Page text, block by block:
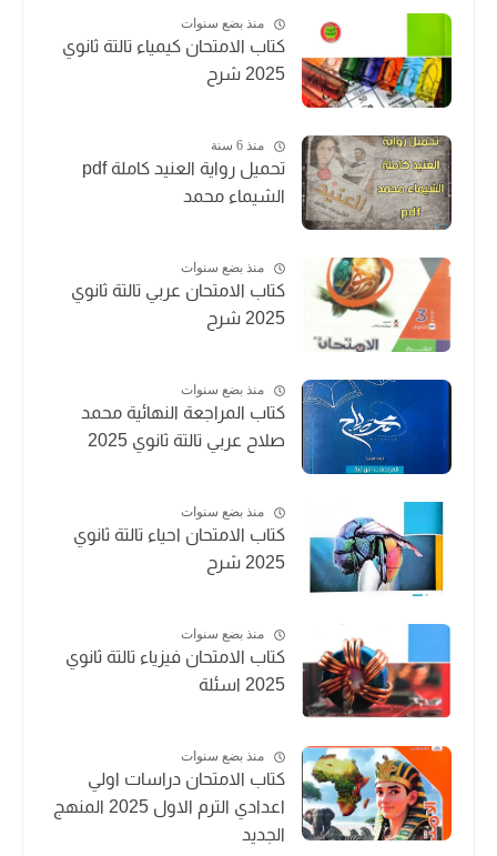
منذ بضع سنوات
كتاب الامتحان كيمياء تالتة ثانوي
2025 شرح
منذ 6 سنة
تحميل رواية العنيد كاملة pdf
الشيماء محمد
منذ بضع سنوات
كتاب الامتحان عربي تالتة ثانوي
2025 شرح
منذ بضع سنوات
كتاب المراجعة النهائية محمد
صلاح عربي تالتة ثانوي 2025
منذ بضع سنوات
كتاب الامتحان احياء تالتة ثانوي
2025 شرح
منذ بضع سنوات
كتاب الامتحان فيزياء تالتة ثانوي
2025 اسئلة
منذ بضع سنوات
كتاب الامتحان دراسات اولي
اعدادي الترم الاول 2025 المنهج
الجديد